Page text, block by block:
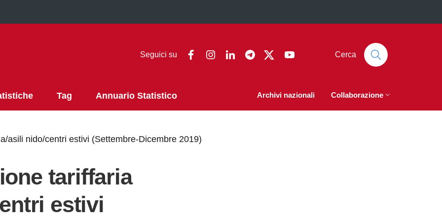
Seguici su FacebookInstagramLinkedinTelegram
Twitter Cerca
Tag Annuario Statistico Archivi nazionali Collaborazione
asili nido/centri estivi (Settembre-Dicembre 2019)
tariffaria
estivi